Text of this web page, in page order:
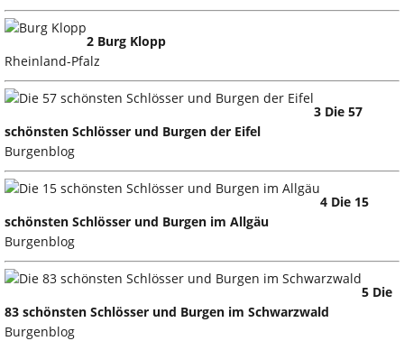
2 Burg Klopp
Rheinland-Pfalz
3 Die 57
schönsten Schlösser und Burgen der Eifel
Burgenblog
4 Die 15
schönsten Schlösser und Burgen im Allgäu
Burgenblog
5 Die
83 schönsten Schlösser und Burgen im Schwarzwald
Burgenblog